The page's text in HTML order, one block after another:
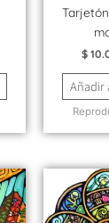
$
Añadir